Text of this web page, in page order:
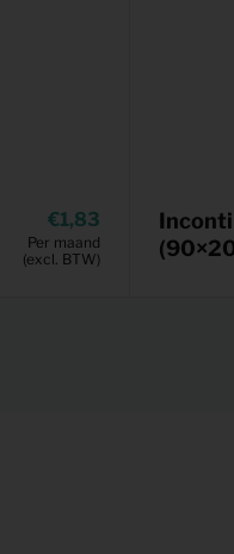
1,83
Per maand
(excl. BTW)